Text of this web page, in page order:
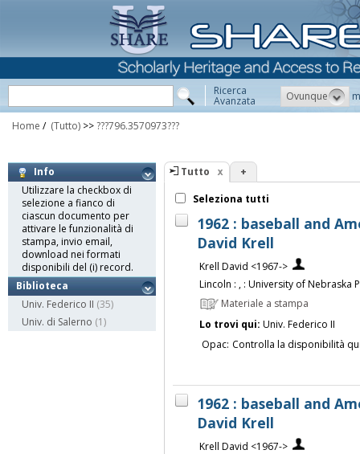
Ricerca
Avanzata Ovunque
Home / (Tutto) >> ???796.3570973???
Info
Utilizzare la checkbox di
selezione a fianco di
ciascun documento per
attivare le funzionalità di
stampa, invio email,
download nei formati
disponibili del (i) record.
Biblioteca
Univ. Federico II (35)
Univ. di Salerno (1)
Tutto +
Seleziona tutti
1962 : baseball and
David Krell
Krell David <1967->
Lincoln : , : University of Nebraska
Materiale a stampa
Lo trovi qui: Univ. Federico II
Opac: Controlla la disponibilità
1962 : baseball and
David Krell
Krell David <1967->